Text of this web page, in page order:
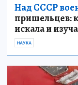
Над СССР
пришельцев:
искала и
НАУКА